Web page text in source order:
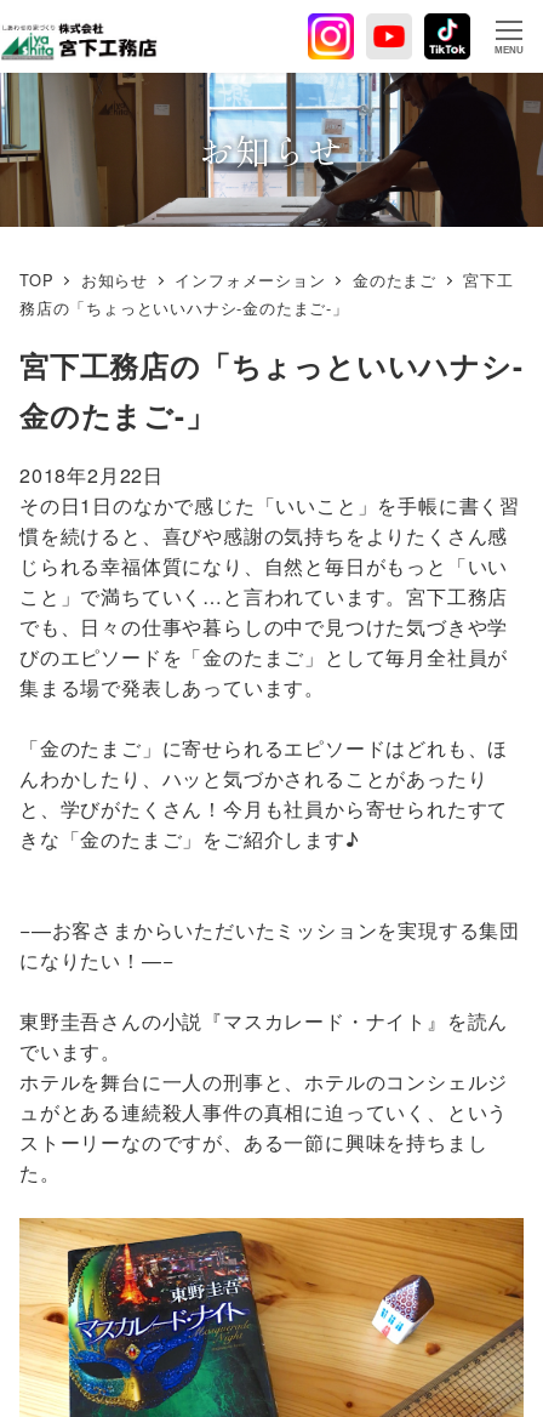
イ
ン
コ
ン
テ
ン
ツ
MENU
お知らせ
TOP お知らせ インフォメーション 金のたまご
宮下工
務店の「ちょっといいハナシ-金のたまご-」
宮下工務店の「ちょっといいハナシ-
金のたまご-」
2018年2月22日
その日1日のなかで感じた「いいこと」を手帳に書く習
慣を続けると、喜びや感謝の気持ちをよりたくさん感
じられる幸福体質になり、自然と毎日がもっと「いい
こと」で満ちていく…と言われています。宮下工務店
でも、日々の仕事や暮らしの中で見つけた気づきや学
びのエピソードを「金のたまご」として毎月全社員が
集まる場で発表しあっています。
「金のたまご」に寄せられるエピソードはどれも、ほ
んわかしたり、ハッと気づかされることがあったり
と、学びがたくさん！今月も社員から寄せられたすて
きな「金のたまご」をご紹介します♪
−—お客さまからいただいたミッションを実現する集団
になりたい！—−
東野圭吾さんの小説『マスカレード・ナイト』を読ん
でいます。
ホテルを舞台に一人の刑事と、ホテルのコンシェルジ
ュがとある連続殺人事件の真相に迫っていく、という
ストーリーなのですが、ある一節に興味を持ちまし
た。